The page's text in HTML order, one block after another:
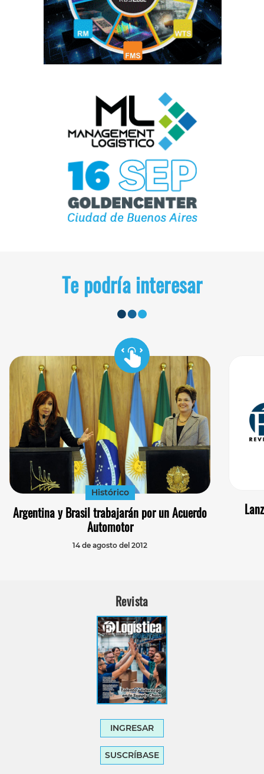
Te podría interesar
Histórico
Argentina y Brasil trabajarán por un Acuerdo
Automotor
14 de agosto del 2012
Revista
INGRESAR
SUSCRÍBASE